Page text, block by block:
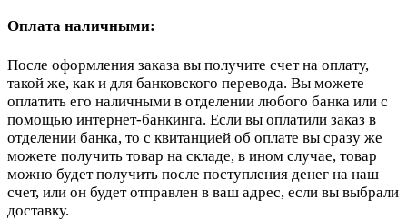
Оплата наличными:
После оформления заказа вы получите счет на оплату,
такой же, как и для банковского перевода. Вы можете
оплатить его наличными в отделении любого банка или с
помощью интернет-банкинга. Если вы оплатили заказ в
отделении банка, то с квитанцией об оплате вы сразу же
можете получить товар на складе, в ином случае, товар
можно будет получить после поступления денег на наш
счет, или он будет отправлен в ваш адрес, если вы выбрали
доставку.